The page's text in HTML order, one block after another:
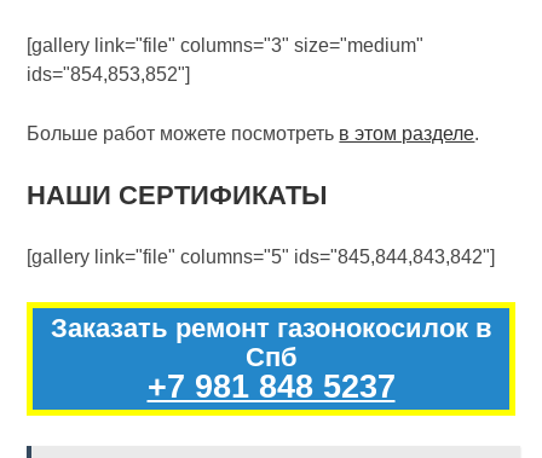
[gallery link="file" columns="3" size="medium"
ids="854,853,852"]
Больше работ можете посмотреть в этом разделе.
НАШИ СЕРТИФИКАТЫ
[gallery link="file" columns="5" ids="845,844,843,842"]
Заказать ремонт газонокосилок в
Спб
+7 981 848 5237